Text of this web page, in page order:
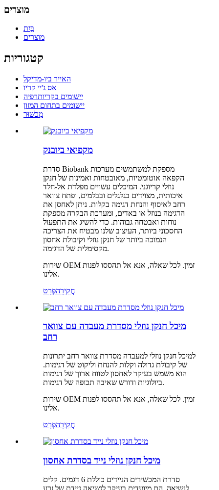
מוצרים
בַּיִת
מוצרים
קטגוריות
האייר ביו-מדיקל
אס ג'יי קריו
יישומים בקריותרפיה
יישומים בתחום המזון
מִכשׁוּר
מקפיאי ביובנק
סדרת Biobank מספקת למשתמשים מערכות
הקפאה אוטומטיות, מאובטחות ואמינות של חנקן
נוזלי קריוגני. המיכלים עשויים מפלדת אל-חלד
איכותית, מצוידים בגלגלים ובבלמים, ופתח צוואר
רחב לאיסוף והנחת דגימה בקלות. ניתן לאחסן את
הדגימה בנוזל או באדים, ומערכת הבקרה מספקת
נוחות ואבטחה גבוהות. כדי להשיג את התפעול
החסכוני ביותר, העיצוב שלנו מבטיח את הצריכה
הנמוכה ביותר של חנקן נוזלי וקיבולת אחסון
מקסימלית של הדגימה.
שירות OEM זמין. לכל שאלה, אנא אל תהססו לפנות
אלינו.
חֲקִירָהפְּרָט
מיכל חנקן נוזלי מסדרת מעבדה עם צוואר
רחב
למיכל חנקן נוזלי למעבדה מסדרת צוואר רחב יתרונות
של קיבולת גדולה וקלות להנחת וליקוט של דגימות.
הוא משמש בעיקר לאחסון לטווח ארוך של דגימות
ביולוגיות ודורש שאיבה תכופה של דגימות.
שירות OEM זמין. לכל שאלה, אנא אל תהססו לפנות
אלינו.
חֲקִירָהפְּרָט
מיכל חנקן נוזלי נייד בסדרת אחסון
סדרת המכשירים הניידים כוללת 6 דגמים. קלים
לנשיאה. הם מיועדים בעיקר לנשיאה ניידת של זרע